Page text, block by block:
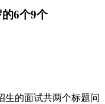
6个9个
的面试共两个标题问